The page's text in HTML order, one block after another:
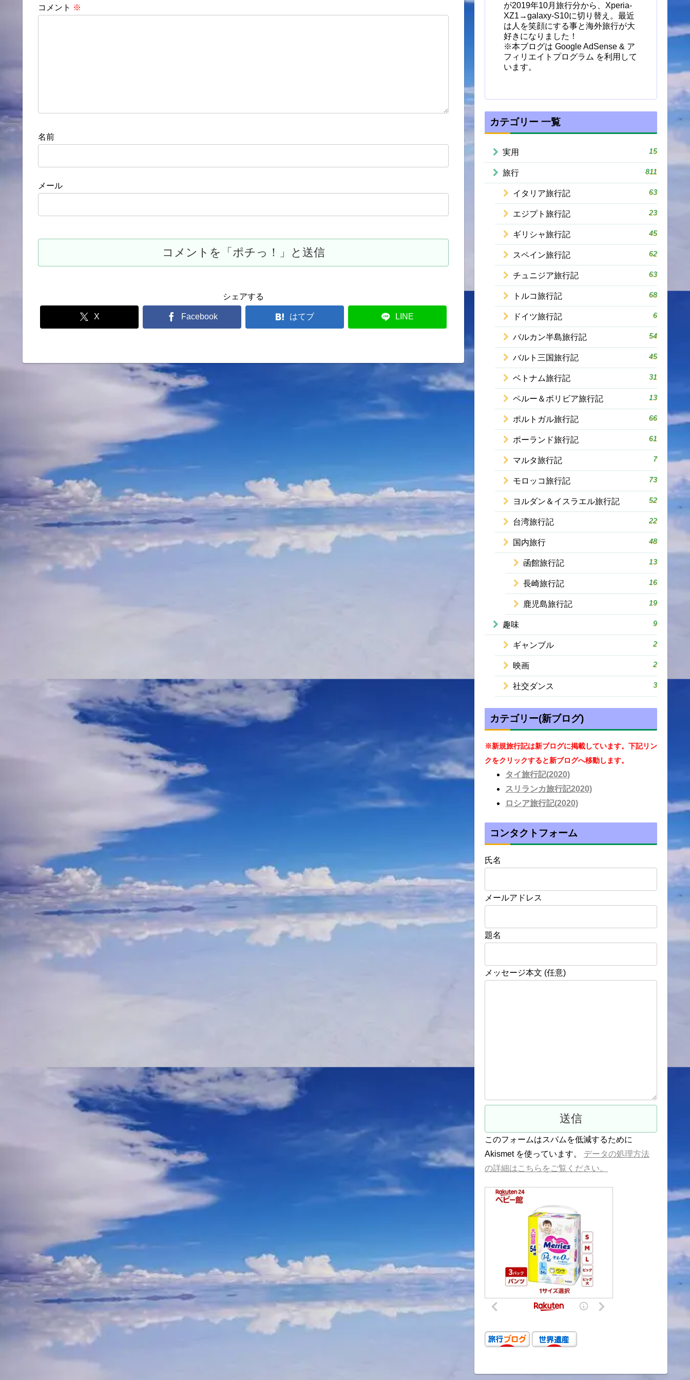
コメント ※
名前
メール
シェアする
X Facebook はてブ LINE
が2019年10月旅行分から、Xperia-
XZ1→galaxy-S10に切り替え。最近
は人を笑顔にする事と海外旅行が大
好きになりました！
※本ブログは Google AdSense & ア
フィリエイトプログラム を利用して
います。
カテゴリー 一覧
実用 15
旅行 811
イタリア旅行記 63
エジプト旅行記 23
ギリシャ旅行記 45
スペイン旅行記 62
チュニジア旅行記 63
トルコ旅行記 68
ドイツ旅行記 6
バルカン半島旅行記 54
バルト三国旅行記 45
ベトナム旅行記 31
ペルー＆ボリビア旅行記 13
ポルトガル旅行記 66
ポーランド旅行記 61
マルタ旅行記 7
モロッコ旅行記 73
ヨルダン＆イスラエル旅行記 52
台湾旅行記 22
国内旅行 48
函館旅行記 13
長崎旅行記 16
鹿児島旅行記 19
趣味 9
ギャンブル 2
映画 2
社交ダンス 3
カテゴリー(新ブログ)
※新規旅行記は新ブログに掲載しています。下記リン
クをクリックすると新ブログへ移動します。
タイ旅行記(2020)
スリランカ旅行記2020)
ロシア旅行記(2020)
コンタクトフォーム
氏名
メールアドレス
題名
メッセージ本文 (任意)
このフォームはスパムを低減するために
Akismet を使っています。 データの処理方法
の詳細はこちらをご覧ください。